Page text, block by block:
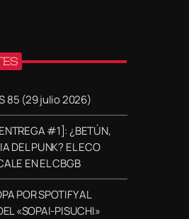
85 (29 julio 2026)
#1]: ¿BETÚN,
DEL PUNK? EL ECO
EN EL CBGB
POR SPOTIFY AL
«SOPAI-PISUCHI»